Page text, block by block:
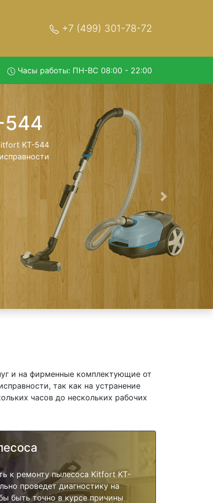
+7 (499) 301-78-72
Часы работы: ПН-ВС 08:00 - 22:00
- с
для
Следующая
и на фирменные комплектующие от
так как на устранение
часов до нескольких рабочих
к ремонту пылесоса Kitfort KT-
проведет диагностику на
быть точно в курсе причины